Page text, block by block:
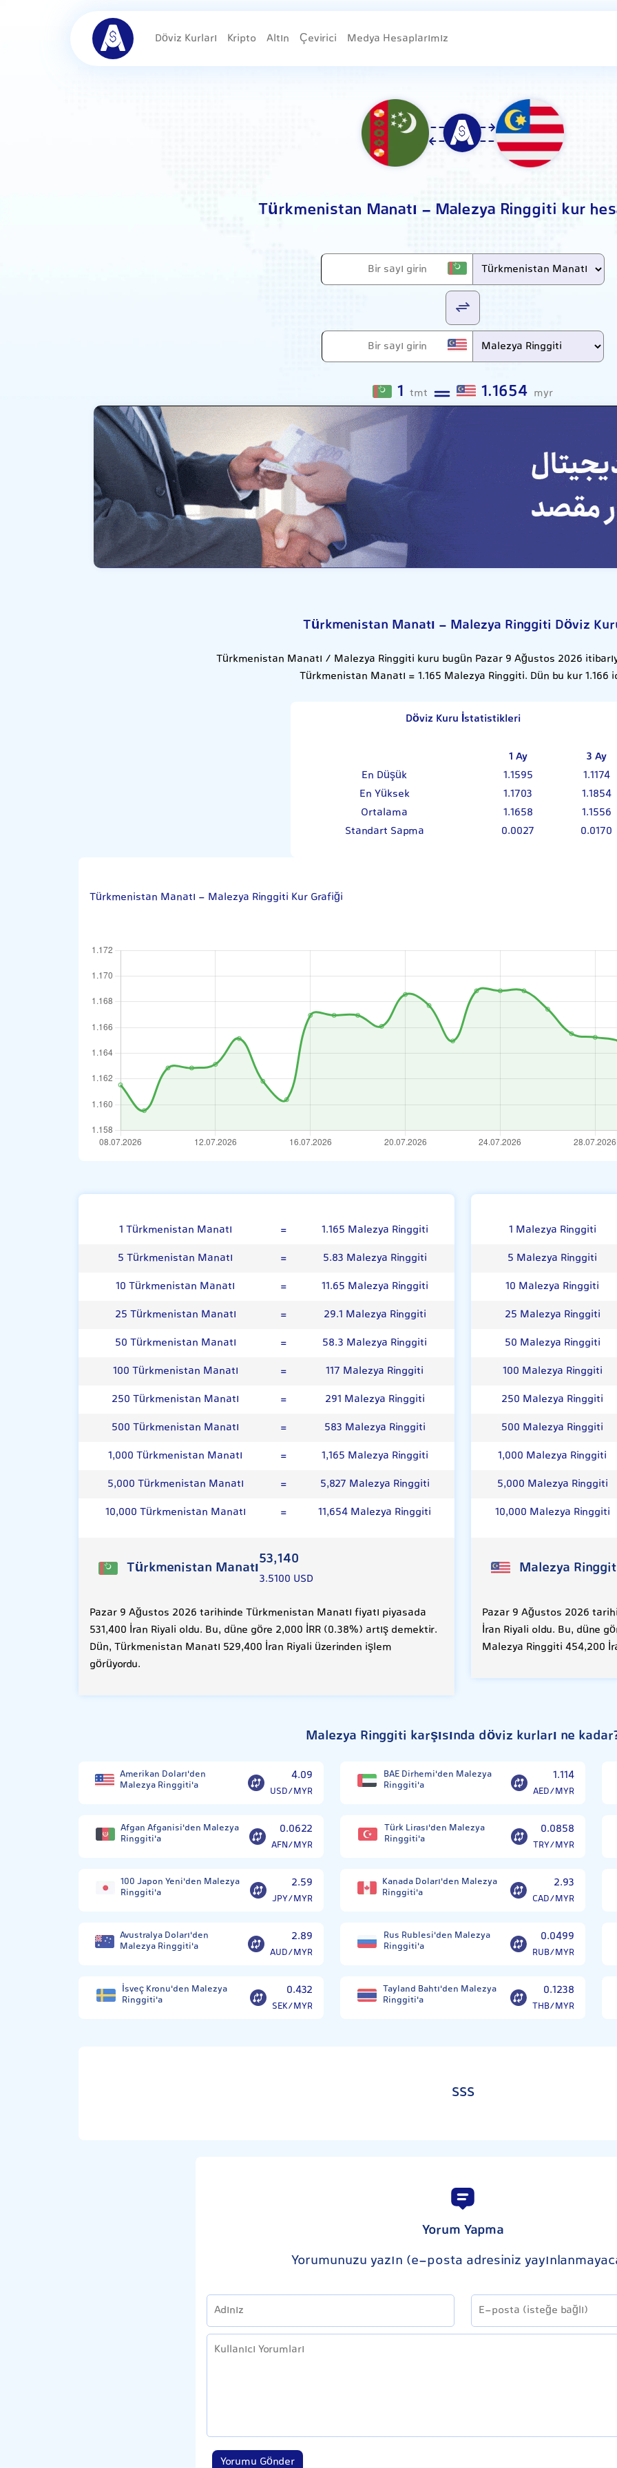
Döviz Kurları Kripto Altın Çevirici Medya Hesaplarımız
Türkmenistan Manatı - Malezya Ringgiti kur
1 tmt 1.1654 myr
Türkmenistan Manatı - Malezya Ringgiti Döviz
Türkmenistan Manatı / Malezya Ringgiti kuru bugün Pazar 9 Ağustos 2026
Türkmenistan Manatı = 1.165 Malezya Ringgiti. Dün bu kur 1.166
Döviz Kuru İstatistikleri
1 Ay
3 Ay
En Düşük
1.1595
1.1174
En Yüksek
1.1703
1.1854
Ortalama
1.1658
1.1556
Standart Sapma
0.0027 0.0170
Türkmenistan Manatı - Malezya Ringgiti Kur Grafiği
1 Türkmenistan Manatı =
1.165 Malezya Ringgiti
5 Türkmenistan Manatı
=
5.83 Malezya Ringgiti
10 Türkmenistan Manatı
=
11.65 Malezya Ringgiti
25 Türkmenistan Manatı
=
29.1 Malezya Ringgiti
50 Türkmenistan Manatı
=
58.3 Malezya Ringgiti
100 Türkmenistan Manatı
=
117 Malezya Ringgiti
250 Türkmenistan Manatı
=
291 Malezya Ringgiti
500 Türkmenistan Manatı
=
583 Malezya Ringgiti
1,000 Türkmenistan Manatı
=
1,165 Malezya Ringgiti
5,000 Türkmenistan Manatı
=
5,827 Malezya Ringgiti
10,000 Türkmenistan Manatı
= 11,654 Malezya Ringgiti
Türkmenistan Manatı53,140
3.5100 USD
Pazar 9 Ağustos 2026 tarihinde Türkmenistan Manatı fiyatı piyasada
531,400 İran Riyali oldu. Bu, düne göre 2,000 İRR (0.38%) artış demektir.
Dün, Türkmenistan Manatı 529,400 İran Riyali üzerinden işlem
görüyordu.
1 Malezya Ringgiti
5 Malezya Ringgiti
10 Malezya Ringgiti
25 Malezya Ringgiti
50 Malezya Ringgiti
100 Malezya Ringgiti
250 Malezya Ringgiti
500 Malezya Ringgiti
1,000 Malezya Ringgiti
5,000 Malezya Ringgiti
10,000 Malezya Ringgiti
Malezya
Pazar 9 Ağustos 2026
İran Riyali oldu. Bu, düne
Malezya Ringgiti 454,200
Malezya Ringgiti karşısında döviz kurları ne
Amerikan Doları'den
Malezya Ringgiti'a
4.09
USD/MYR
BAE Dirhemi'den Malezya
Ringgiti'a
1.114
AED/MYR
Afgan Afganisi'den Malezya
Ringgiti'a
0.0622
AFN/MYR
Türk Lirası'den Malezya
Ringgiti'a
0.0858
TRY/MYR
100 Japon Yeni'den Malezya
Ringgiti'a
2.59
JPY/MYR
Kanada Doları'den Malezya
Ringgiti'a
2.93
CAD/MYR
Avustralya Doları'den
Malezya Ringgiti'a
2.89
AUD/MYR
Rus Rublesi'den Malezya
Ringgiti'a
0.0499
RUB/MYR
İsveç Kronu'den Malezya
Ringgiti'a
0.432
SEK/MYR
Tayland Bahtı'den Malezya
Ringgiti'a
0.1238
THB/MYR
SSS
Yorum Yapma
Yorumunuzu yazın (e-posta adresiniz
Yorumu Gönder